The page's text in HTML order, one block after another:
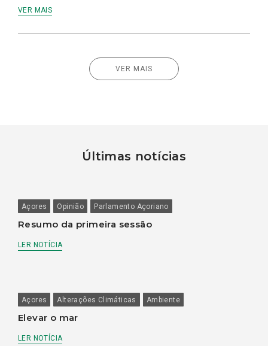
VER MAIS
VER MAIS
Últimas notícias
Açores Opinião Parlamento Açoriano
Resumo da primeira sessão
LER NOTÍCIA
Açores Alterações Climáticas Ambiente
Elevar o mar
LER NOTÍCIA